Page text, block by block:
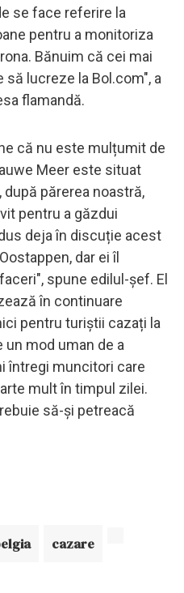
se face referire la
pentru a monitoriza
Bănuim că cei mai
lucreze la Bol.com", a
flamandă.
că nu este mulțumit de
Meer este situat
părerea noastră,
pentru a găzdui
deja în discuție acest
dar ei îl
spune edilul-șef. El
în continuare
pentru turiștii cazați la
un mod uman de a
întregi muncitori care
mult în timpul zilei.
să-și petreacă
cazare